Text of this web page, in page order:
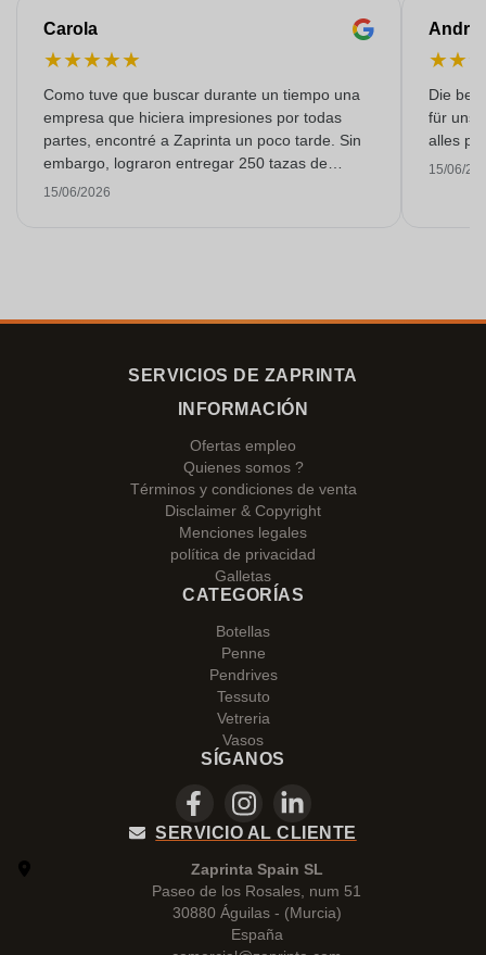
Carola
★★★★★
Como tuve que buscar durante un tiempo una
empresa que hiciera impresiones por todas
partes, encontré a Zaprinta un poco tarde. Sin
embargo, lograron entregar 250 tazas de
esmalte con una impresión excelente a tiempo.
15/06/2026
★★
Die
für
alles
15/06/
SERVICIOS DE ZAPRINTA
INFORMACIÓN
Ofertas empleo
Quienes somos ?
Términos y condiciones de venta
Disclaimer & Copyright
Menciones legales
política de privacidad
Galletas
CATEGORÍAS
Botellas
Penne
Pendrives
Tessuto
Vetreria
Vasos
SÍGANOS
SERVICIO AL CLIENTE
Zaprinta Spain SL
Paseo de los Rosales, num 51
30880 Águilas - (Murcia)
España